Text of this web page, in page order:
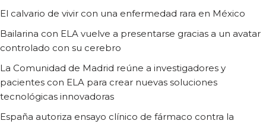
El calvario de vivir con una enfermedad rara en México
Bailarina con ELA vuelve a presentarse gracias a un avatar
controlado con su cerebro
La Comunidad de Madrid reúne a investigadores y
pacientes con ELA para crear nuevas soluciones
tecnológicas innovadoras
España autoriza ensayo clínico de fármaco contra la